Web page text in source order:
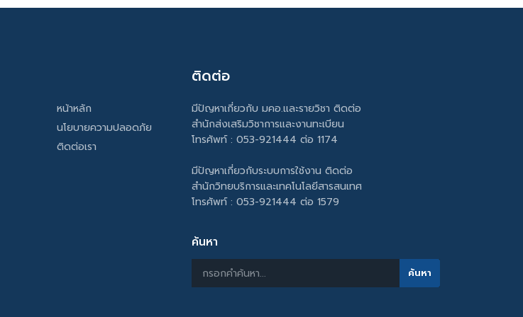
หน้าหลัก
นโยบายความปลอดภัย
ติดต่อเรา
ติดต่อ
มีปัญหาเกี่ยวกับ มคอ.และรายวิชา ติดต่อ
สำนักส่งเสริมวิชาการและงานทะเบียน
โทรศัพท์ : 053-921444 ต่อ 1174
มีปัญหาเกี่ยวกับระบบการใช้งาน ติดต่อ
สำนักวิทยบริการและเทคโนโลยีสารสนเทศ
โทรศัพท์ : 053-921444 ต่อ 1579
ค้นหา